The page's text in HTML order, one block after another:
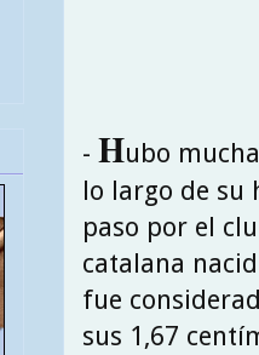
- Hubo
lo largo de su
paso por el
catalana
fue
sus 1,67